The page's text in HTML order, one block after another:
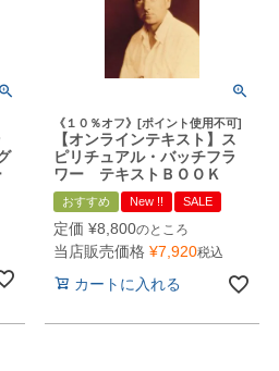
《１０％オフ》[ポイント使用不可]
【オンラインテキスト】ス
ピリチュアル・バッチフラ
ワー テキストＢＯＯＫ
おすすめ New !! SALE
定価 ¥8,800のところ
当店販売価格 ¥7,920税込
カートに入れる